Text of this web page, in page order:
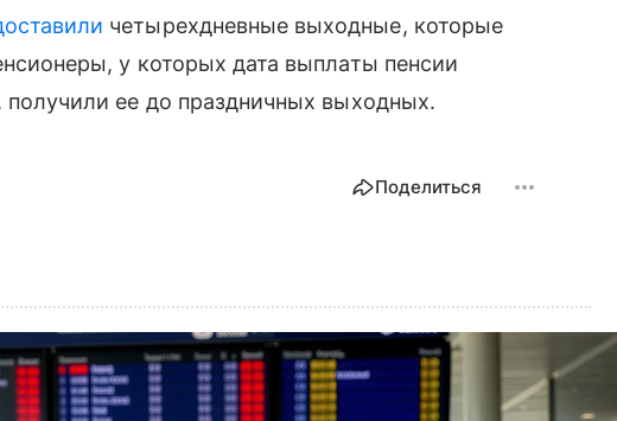
четырехдневные выходные, которые
у которых дата выплаты пенсии
получили ее до праздничных выходных.
Поделиться